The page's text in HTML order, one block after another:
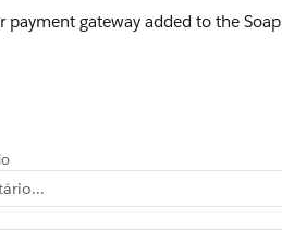
gateway added to the